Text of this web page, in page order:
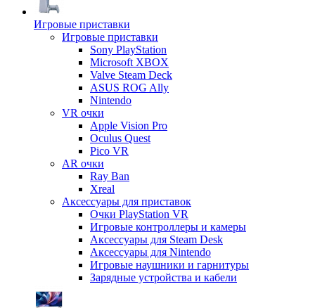
Игровые приставки
Игровые приставки
Sony PlayStation
Microsoft XBOX
Valve Steam Deck
ASUS ROG Ally
Nintendo
VR очки
Apple Vision Pro
Oculus Quest
Pico VR
AR очки
Ray Ban
Xreal
Аксессуары для приставок
Очки PlayStation VR
Игровые контроллеры и камеры
Аксессуары для Steam Desk
Аксессуары для Nintendo
Игровые наушники и гарнитуры
Зарядные устройства и кабели